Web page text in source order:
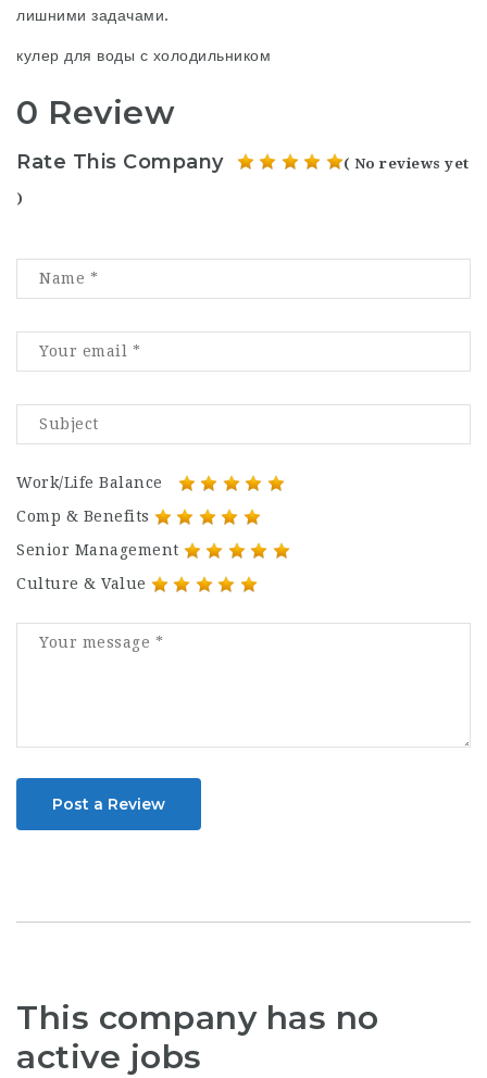
лишними задачами.
кулер для воды с холодильником
0 Review
Rate This Company ( No reviews yet
)
Work/Life Balance
Comp & Benefits
Senior Management
Culture & Value
Post a Review
This company has no
active jobs